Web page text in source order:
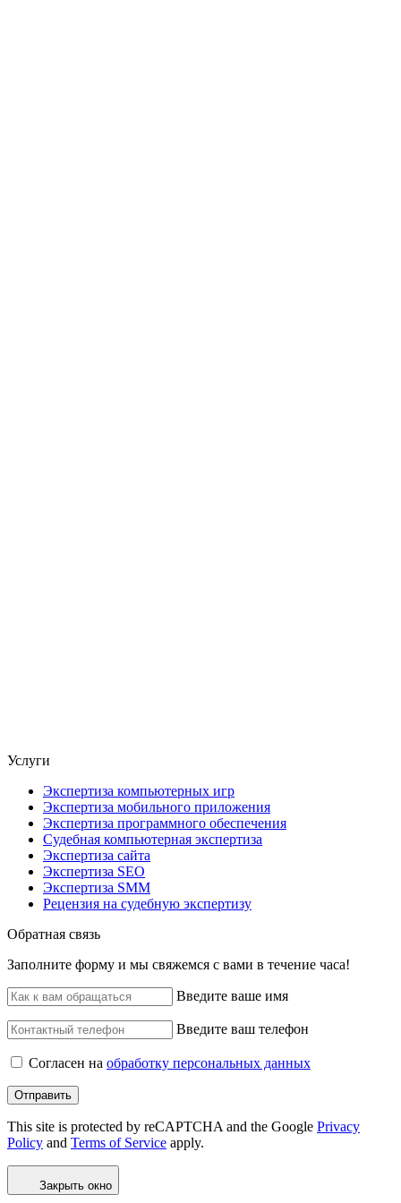
Услуги
Экспертиза компьютерных игр
Экспертиза мобильного приложения
Экспертиза программного обеспечения
Судебная компьютерная экспертиза
Экспертиза сайта
Экспертиза SEO
Экспертиза SMM
Рецензия на судебную экспертизу
Обратная связь
Заполните форму и мы свяжемся с вами в течение часа!
Введите ваше имя
Введите ваш телефон
Согласен на обработку персональных данных
Отправить
This site is protected by reCAPTCHA and the Google Privacy
Policy and Terms of Service apply.
Закрыть окно